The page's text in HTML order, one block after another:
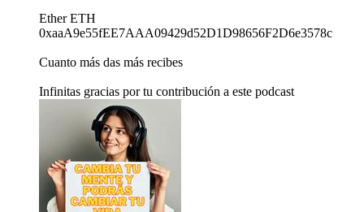
Ether ETH
0xaaA9e55fEE7AAA09429d52D1D98656F2D6e3578c
Cuanto más das más recibes
Infinitas gracias por tu contribución a este podcast